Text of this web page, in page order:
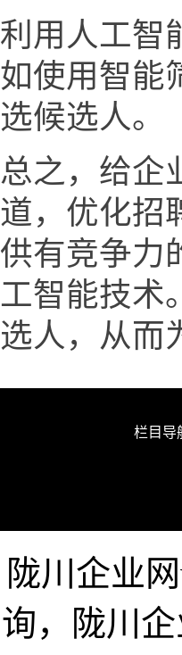
利用人工智
如使用智能
选候选人。
总之，给企
道，优化招
供有竞争力
工智能技术
选人，从而
栏目导
陇川企业
询，陇川